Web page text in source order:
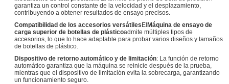
garantiza un control constante de la velocidad y el desplazamiento,
contribuyendo a obtener resultados de ensayo precisos.
Compatibilidad de los accesorios versátilesElMáquina de ensayo de
carga superior de botellas de plásticoadmite múltiples tipos de
accesorios, lo que lo hace adaptable para probar varios diseños y tamaños
de botellas de plástico.
Dispositivo de retorno automático y de limitación: La función de retorno
automático garantiza que la máquina se reinicie después de la prueba,
mientras que el dispositivo de limitación evita la sobrecarga, garantizando
un funcionamiento seguro.